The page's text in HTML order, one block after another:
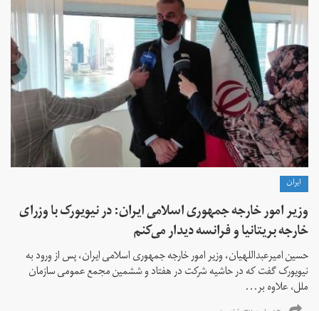
ايران
وزیر امور خارجه جمهوری اسلامی ایران: در نیویورک با وزرای
خارجه بریتانیا و فرانسه دیدار می‌کنم
حسین امیرعبداللهیان، وزیر امور خارجه جمهوری اسلامی ایران، پس از ورود به
نیویورک گفت که در حاشیه شرکت در هفتاد و ششمین مجمع عمومی سازمان
ملل، علاوه بر...